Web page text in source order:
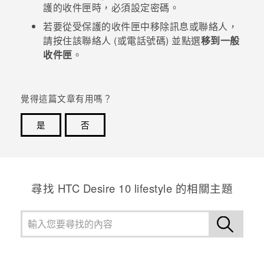
護的收件匣時，必須設定密碼。
若要從受保護的收件匣中移除訊息或聯絡人，
請按住該聯絡人 (或電話號碼) 並點選移到一般
收件匣 。
覺得這篇文章有用嗎？
是
否
尋找 HTC Desire 10 lifestyle 的相關主題